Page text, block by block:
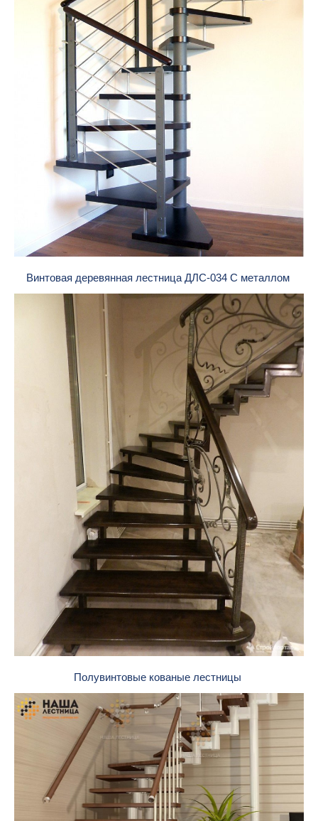
Винтовая деревянная лестница ДЛС-034 С металлом
Полувинтовые кованые лестницы